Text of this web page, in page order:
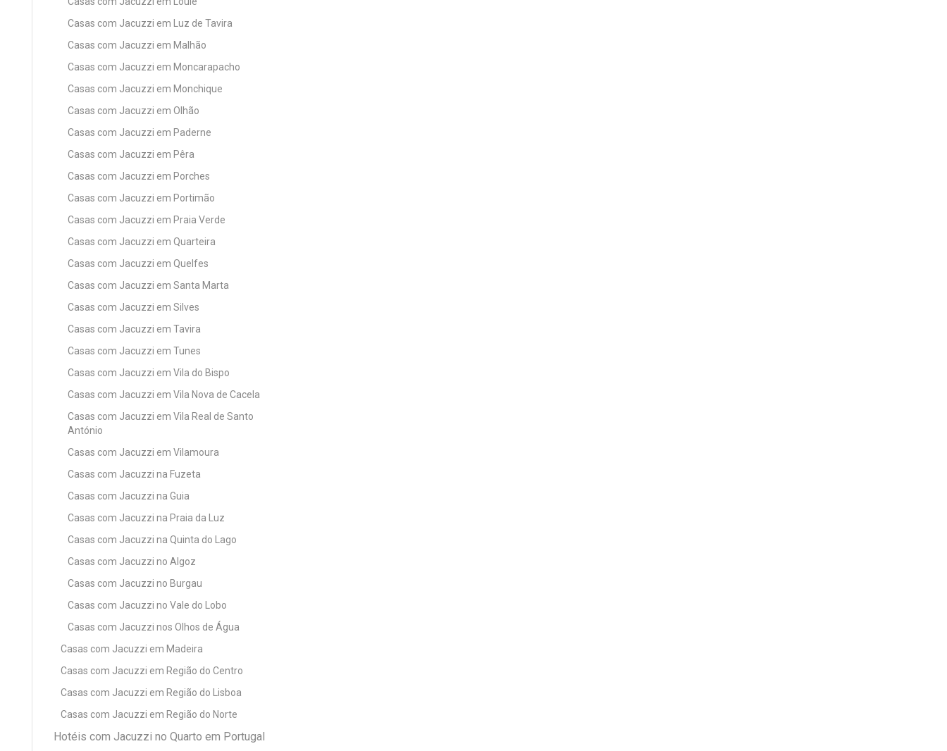
Casas com Jacuzzi em Luz de Tavira
Casas com Jacuzzi em Malhão
Casas com Jacuzzi em Moncarapacho
Casas com Jacuzzi em Monchique
Casas com Jacuzzi em Olhão
Casas com Jacuzzi em Paderne
Casas com Jacuzzi em Pêra
Casas com Jacuzzi em Porches
Casas com Jacuzzi em Portimão
Casas com Jacuzzi em Praia Verde
Casas com Jacuzzi em Quarteira
Casas com Jacuzzi em Quelfes
Casas com Jacuzzi em Santa Marta
Casas com Jacuzzi em Silves
Casas com Jacuzzi em Tavira
Casas com Jacuzzi em Tunes
Casas com Jacuzzi em Vila do Bispo
Casas com Jacuzzi em Vila Nova de Cacela
Casas com Jacuzzi em Vila Real de Santo
António
Casas com Jacuzzi em Vilamoura
Casas com Jacuzzi na Fuzeta
Casas com Jacuzzi na Guia
Casas com Jacuzzi na Praia da Luz
Casas com Jacuzzi na Quinta do Lago
Casas com Jacuzzi no Algoz
Casas com Jacuzzi no Burgau
Casas com Jacuzzi no Vale do Lobo
Casas com Jacuzzi nos Olhos de Água
Casas com Jacuzzi em Madeira
Casas com Jacuzzi em Região do Centro
Casas com Jacuzzi em Região do Lisboa
Casas com Jacuzzi em Região do Norte
Hotéis com Jacuzzi no Quarto em Portugal